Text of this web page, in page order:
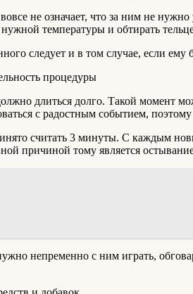
не означает, что за ним не
температуры и обтирать
следует и в том случае, если
процедуры
длиться долго. Такой момент
с радостным событием,
считать 3 минуты. С каждым
причиной тому является
непременно с ним играть,